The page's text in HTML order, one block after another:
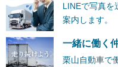
LINEで写真を
案内します。
一緒に働く
栗山自動車で